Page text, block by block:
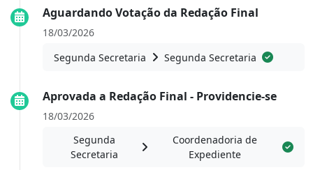
Aguardando Votação da Redação Final
18/03/2026
Segunda Secretaria
Segunda Secretaria
Aprovada a Redação Final - Providencie-se
18/03/2026
Segunda
Secretaria
Coordenadoria de
Expediente